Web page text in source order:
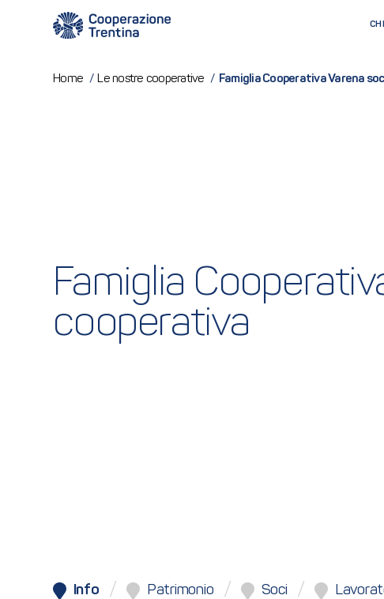
Home / Le nostre cooperative / Famiglia Cooperativa Varena
Famiglia
cooperativa
Info Patrimonio Soci